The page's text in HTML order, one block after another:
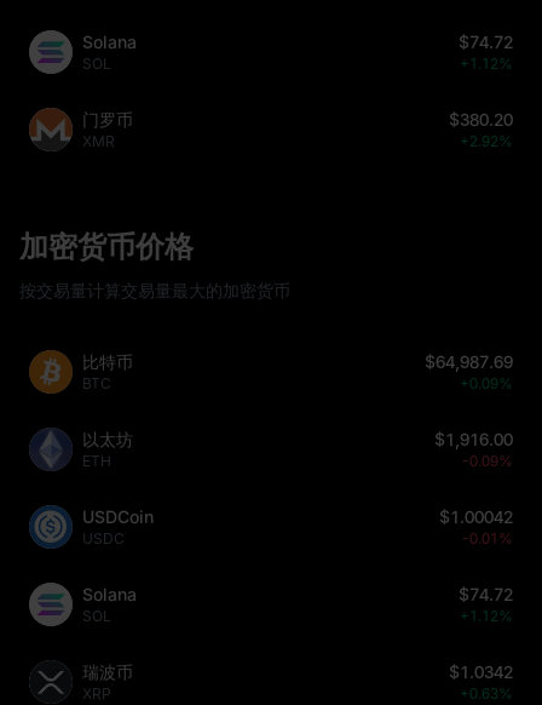
Solana
SOL
$74.72
+1.12%
门罗币
XMR
$380.20
+2.92%
加密货币价格
按交易量计算交易量最大的加密货币
比特币
BTC
$64,987.69
+0.09%
以太坊
ETH
$1,916.00
-0.09%
USDCoin
USDC
$1.00042
-0.01%
Solana
SOL
$74.72
+1.12%
瑞波币
XRP
$1.0342
+0.63%